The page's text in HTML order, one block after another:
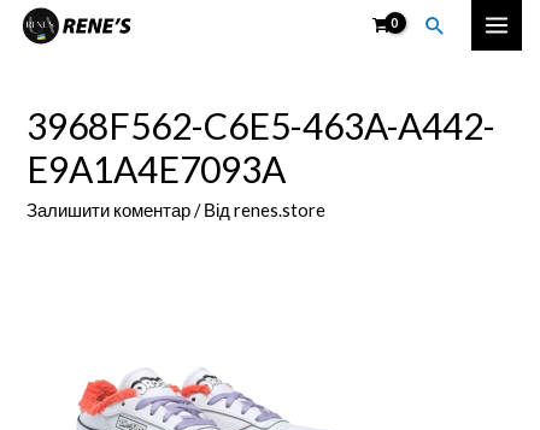
Перейти
Пошук
Main
3968F562-C6E5-463A-A442-
E9A1A4E7093A
Залишити коментар / Відrenes.store